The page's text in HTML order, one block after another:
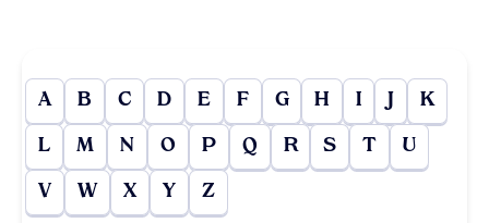
A B C D E F G H I J K
L M N O P Q R S T U
V W X Y Z